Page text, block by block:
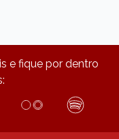
e fique por dentro